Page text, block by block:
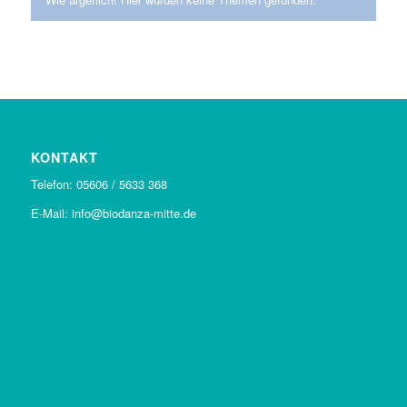
KONTAKT
Telefon: 05606 / 5633 368
E-Mail: info@biodanza-mitte.de